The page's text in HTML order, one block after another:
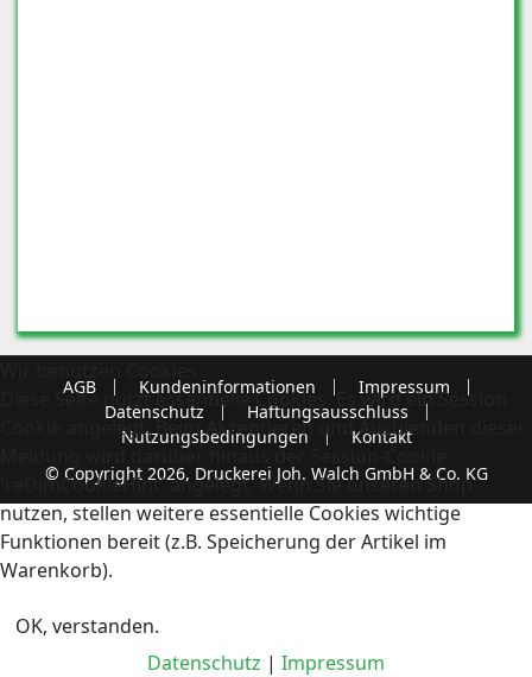
AGB Kundeninformationen
Impressum
Datenschutz
Haftungsausschluss
Nutzungsbedingungen
Kontakt
© Copyright 2026, Druckerei Joh. Walch GmbH & Co. KG
Diese Seite nutzt essentielle Cookies. Es wird ein Session-
Cookie angelegt. Beim Akzeptieren und Ausblenden dieser
Meldung wird darüber hinaus der Session-Cookie
'reDimCookieHint' angelegt. Wenn Sie unseren Shop
nutzen, stellen weitere essentielle Cookies wichtige
Funktionen bereit (z.B. Speicherung der Artikel im
Warenkorb).
OK, verstanden.
Datenschutz | Impressum